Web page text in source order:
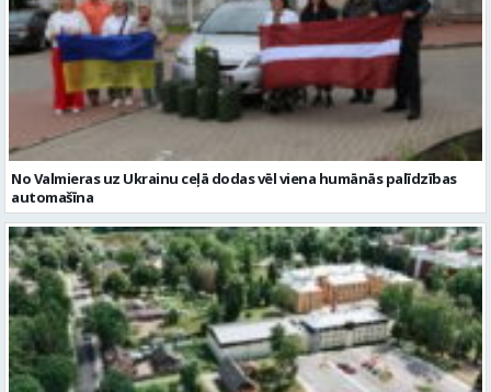
No Valmieras uz Ukrainu ceļā dodas vēl viena humānās palīdzības
automašīna